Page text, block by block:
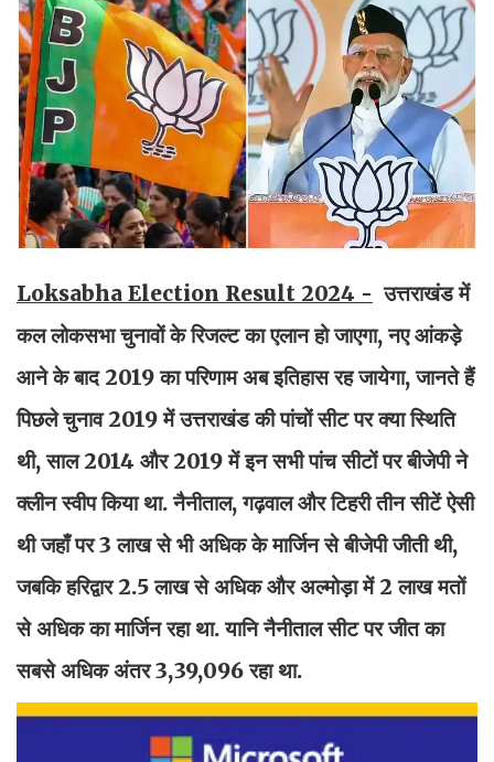
Loksabha Election Result 2024 - उत्तराखंड में
कल लोकसभा चुनावों के रिजल्ट का एलान हो जाएगा, नए आंकड़े
आने के बाद 2019 का परिणाम अब इतिहास रह जायेगा, जानते हैं
पिछले चुनाव 2019 में उत्तराखंड की पांचों सीट पर क्या स्थिति
थी, साल 2014 और 2019 में इन सभी पांच सीटों पर बीजेपी ने
क्लीन स्वीप किया था. नैनीताल, गढ़वाल और टिहरी तीन सीटें ऐसी
थी जहाँ पर 3 लाख से भी अधिक के मार्जिन से बीजेपी जीती थी,
जबकि हरिद्वार 2.5 लाख से अधिक और अल्मोड़ा में 2 लाख मतों
से अधिक का मार्जिन रहा था. यानि नैनीताल सीट पर जीत का
सबसे अधिक अंतर 3,39,096 रहा था.